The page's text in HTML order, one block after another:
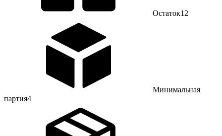
Остаток12
Минимальная
партия4